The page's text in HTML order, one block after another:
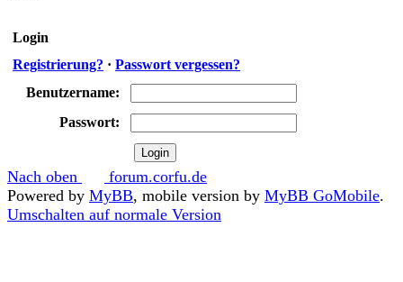
Login
Registrierung? · Passwort vergessen?
Benutzername:
Passwort:
Nach oben
forum.corfu.de
Powered by MyBB, mobile version by MyBB GoMobile.
Umschalten auf normale Version